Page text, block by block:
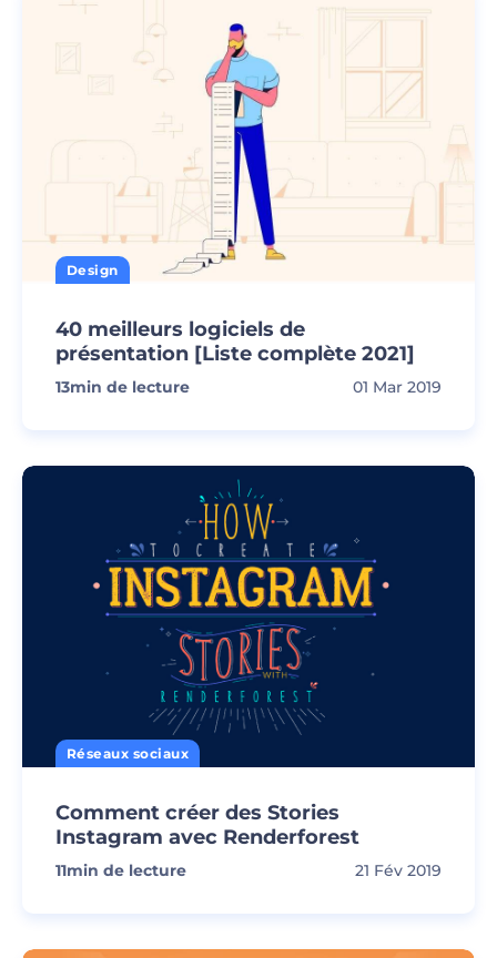
Design
40 meilleurs logiciels de
présentation [Liste complète 2021]
13min de lecture 01 Mar 2019
Réseaux sociaux
Comment créer des Stories
Instagram avec Renderforest
11min de lecture 21 Fév 2019